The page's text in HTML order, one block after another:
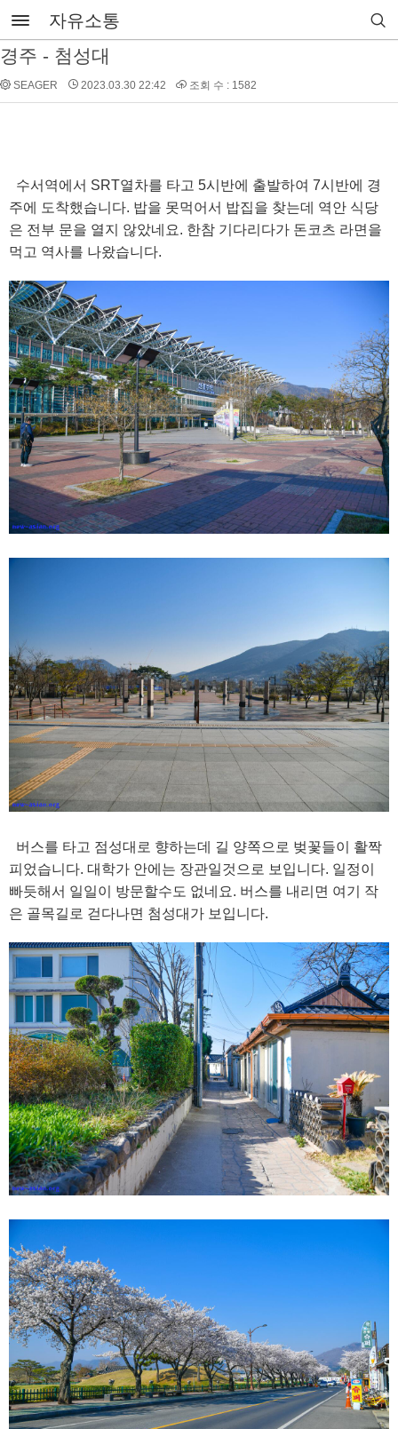
자유소통
경주 - 첨성대
SEAGER 2023.03.30 22:42 조회 수 : 1582
수서역에서 SRT열차를 타고 5시반에 출발하여 7시반에 경
주에 도착했습니다. 밥을 못먹어서 밥집을 찾는데 역안 식당
은 전부 문을 열지 않았네요. 한참 기다리다가 돈코츠 라면을
먹고 역사를 나왔습니다.
버스를 타고 점성대로 향하는데 길 양쪽으로 벚꽃들이 활짝
피었습니다. 대학가 안에는 장관일것으로 보입니다. 일정이
빠듯해서 일일이 방문할수도 없네요. 버스를 내리면 여기 작
은 골목길로 걷다나면 첨성대가 보입니다.